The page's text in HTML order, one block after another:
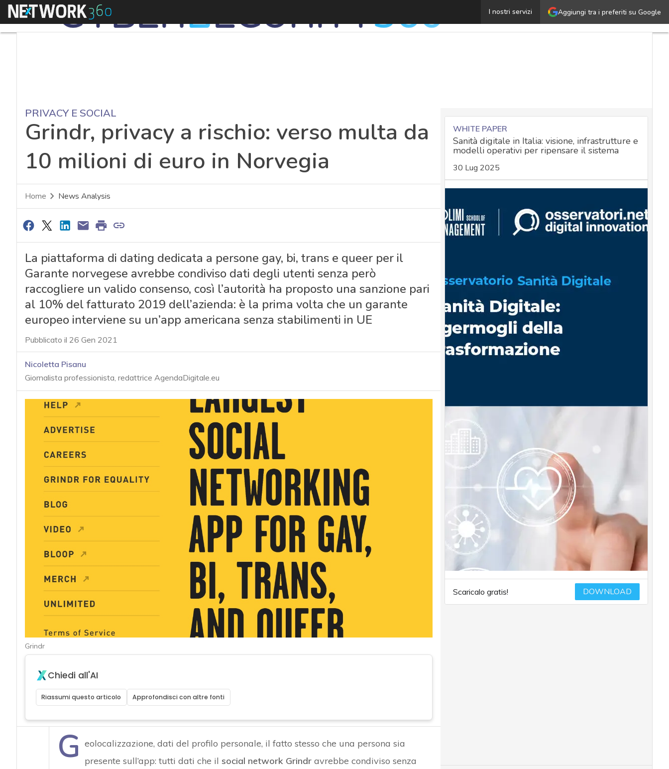
Aggiungi tra i preferiti su Google
I nostri servizi
Menu Grindr, privacy a rischio: verso multa da 10 milioni di
PRIVACY E SOCIAL
Grindr, privacy a rischio: verso multa da
10 milioni di euro in Norvegia
Home News Analysis
La piattaforma di dating dedicata a persone gay, bi, trans e queer per il
Garante norvegese avrebbe condiviso dati degli utenti senza però
raccogliere un valido consenso, così l’autorità ha proposto una sanzione pari
al 10% del fatturato 2019 dell’azienda: è la prima volta che un garante
europeo interviene su un’app americana senza stabilimenti in UE
Pubblicato il 26 Gen 2021
Nicoletta Pisanu
Giornalista professionista, redattrice AgendaDigitale.eu
Grindr
Chiedi all'AI
Riassumi questo articolo Approfondisci con altre fonti
G eolocalizzazione, dati del profilo personale, il fatto stesso che una persona sia
presente sull’app: tutti dati che il social network Grindravrebbe condiviso senza
WHITE PAPER
Sanità digitale in Italia: visione, infrastrutture e
modelli operativi per ripensare il sistema
30 Lug 2025
Scaricalo gratis! DOWNLOAD